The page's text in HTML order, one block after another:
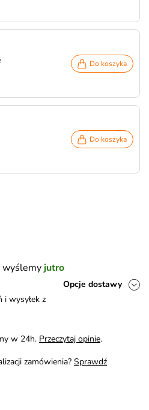
Do koszyka
Do koszyka
wyślemy jutro
Opcje dostawy
i wysyłek z
w 24h. Przeczytaj opinie.
zamówienia? Sprawdź